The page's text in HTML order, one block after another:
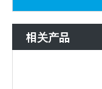
相关产品